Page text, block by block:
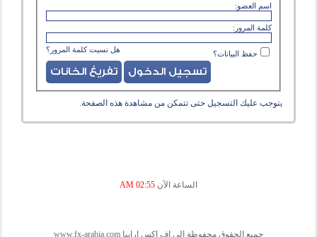
اسم العضو:
كلمة المرور:
هل نسيت كلمة المرور؟ حفظ البيانات؟
يتوجب عليك التسجيل حتى تتمكن من مشاهدة هذه الصفحة.
الساعة الآن 02:55 AM
جميع الحقوق محفوظة الى اف اكس ارابيا www.fx-arabia.com